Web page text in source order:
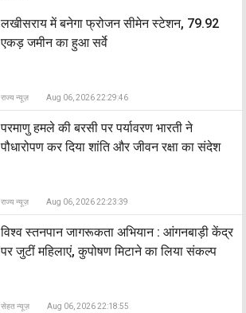
लखीसराय में बनेगा फ्रोजन सीमेन स्टेशन, 79.92
एकड़ जमीन का हुआ सर्वे
राज्य न्यूज़ Aug 06, 2026 22:29:46
​परमाणु हमले की बरसी पर पर्यावरण भारती ने
पौधारोपण कर दिया शांति और जीवन रक्षा का संदेश
राज्य न्यूज़ Aug 06, 2026 22:23:39
​विश्व स्तनपान जागरूकता अभियान : आंगनबाड़ी केंद्र
पर जुटीं महिलाएं, कुपोषण मिटाने का लिया संकल्प
सेहत न्यूज़ Aug 06, 2026 22:18:55